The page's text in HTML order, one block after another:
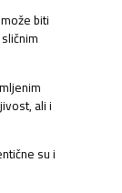
biti
ali i
su i